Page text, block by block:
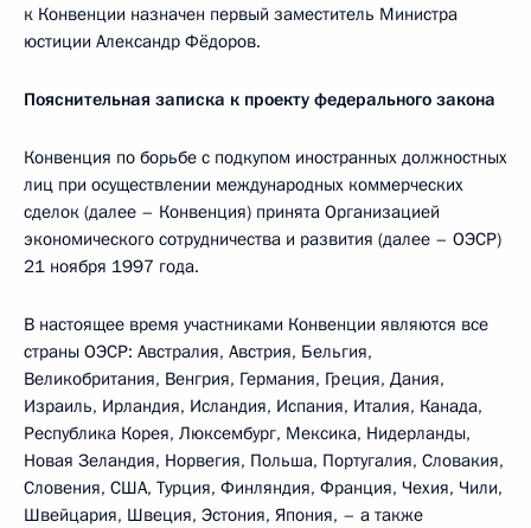
к Конвенции назначен первый заместитель Министра
юстиции Александр Фёдоров.
Пояснительная записка к проекту федерального закона
Конвенция по борьбе с подкупом иностранных должностных
лиц при осуществлении международных коммерческих
сделок (далее – Конвенция) принята Организацией
экономического сотрудничества и развития (далее – ОЭСР)
21 ноября 1997 года.
В настоящее время участниками Конвенции являются все
страны ОЭСР: Австралия, Австрия, Бельгия,
Великобритания, Венгрия, Германия, Греция, Дания,
Израиль, Ирландия, Исландия, Испания, Италия, Канада,
Республика Корея, Люксембург, Мексика, Нидерланды,
Новая Зеландия, Норвегия, Польша, Португалия, Словакия,
Словения, США, Турция, Финляндия, Франция, Чехия, Чили,
Швейцария, Швеция, Эстония, Япония, – а также